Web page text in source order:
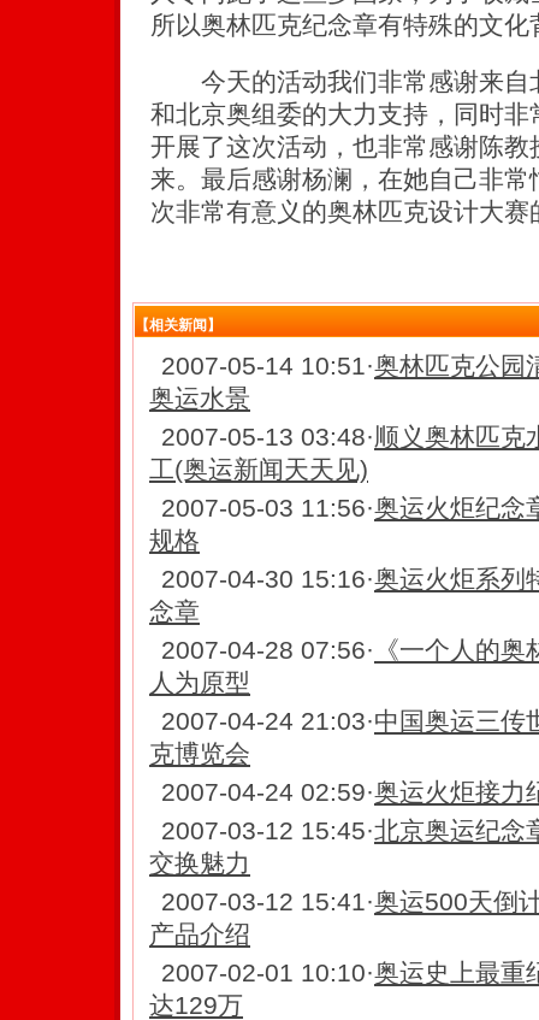
所以奥林匹克纪念章有特殊的文化
今天的活动我们非常感谢来自
和北京奥组委的大力支持，同时
开展了这次活动，也非常感谢陈
来。最后感谢杨澜，在她自己非
次非常有意义的奥林匹克设计大
【相关新闻】
2007-05-14 10:51·奥林匹克公园
奥运水景
2007-05-13 03:48·顺义奥林匹克
工(奥运新闻天天见)
2007-05-03 11:56·奥运火炬纪念
规格
2007-04-30 15:16·奥运火炬系列
念章
2007-04-28 07:56· 《一个人的
人为原型
2007-04-24 21:03·中国奥运三传
克博览会
2007-04-24 02:59·奥运火炬接力
2007-03-12 15:45·北京奥运纪念
交换魅力
2007-03-12 15:41·奥运500天倒
产品介绍
2007-02-01 10:10·奥运史上最重
达129万